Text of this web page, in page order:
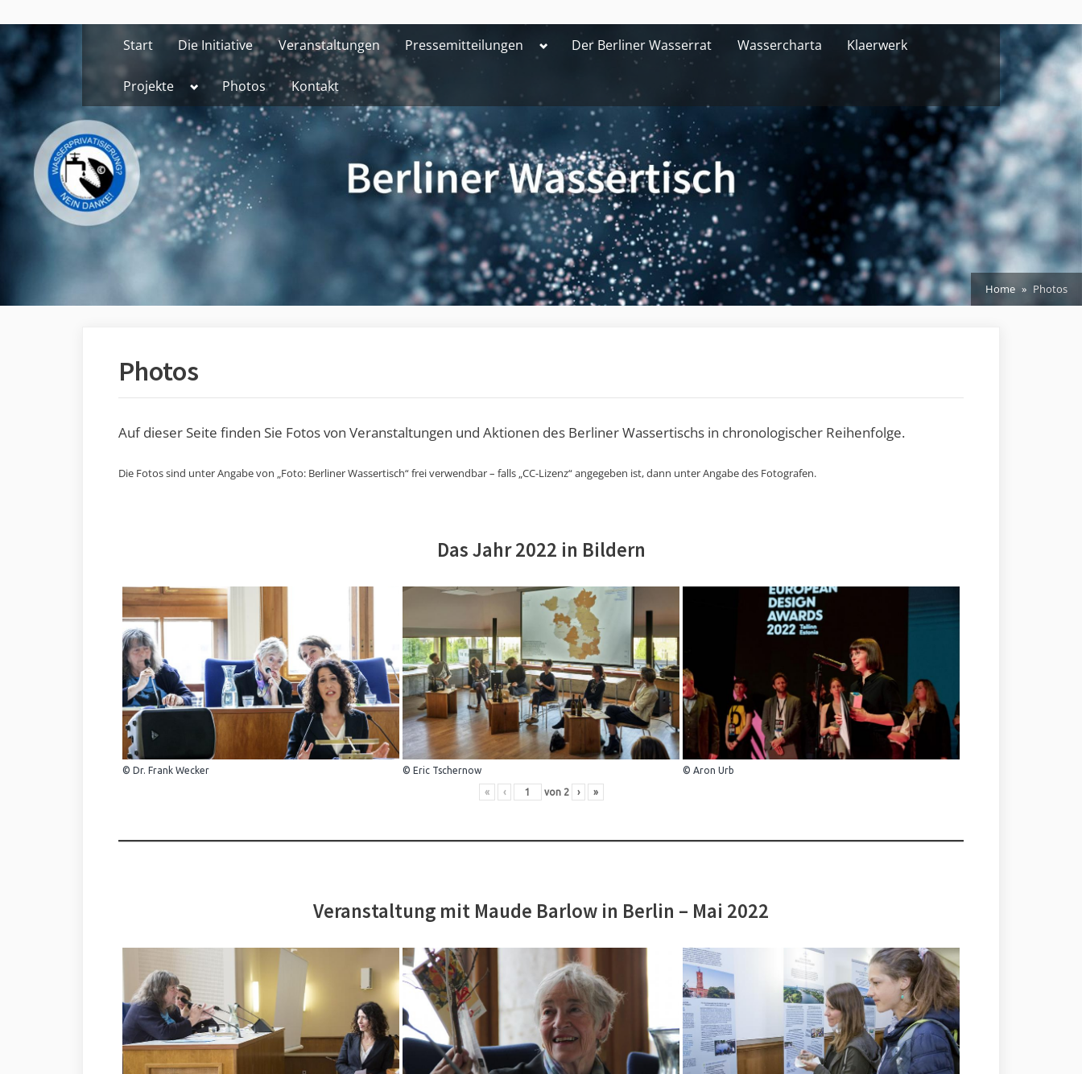
to
content
Start Die Initiative Veranstaltungen Pressemitteilungen ToggleDer Berliner Wasserrat Wassercharta Klaerwerk
Projekte Toggle
menu
Photos Kontakt
Home Photos
Photos
Auf dieser Seite finden Sie Fotos von Veranstaltungen und Aktionen des Berliner Wassertischs in chronologischer Reihenfolge.
Die Fotos sind unter Angabe von „Foto: Berliner Wassertisch“ frei verwendbar – falls „CC-Lizenz“ angegeben ist, dann unter Angabe des Fotografen.
Das Jahr 2022 in Bildern
© Dr. Frank Wecker © Eric Tschernow © Aron Urb
« ‹ von 2 › »
Veranstaltung mit Maude Barlow in Berlin – Mai 2022